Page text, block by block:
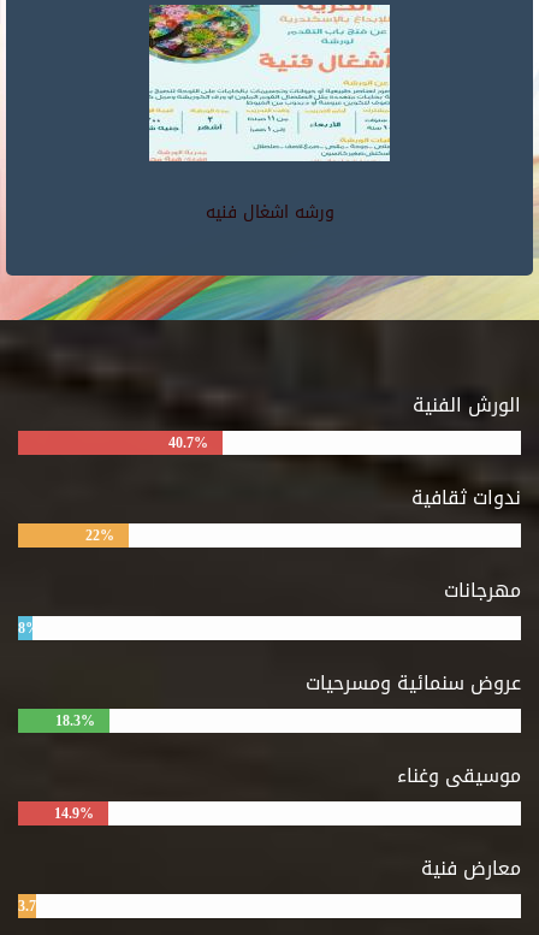
ورشه اشغال فنيه
الورش الفنية
40.7%
ندوات ثقافية
22%
مهرجانات
8%
عروض سنمائية ومسرحيات
18.3%
موسيقى وغناء
14.9%
معارض فنية
3.7%